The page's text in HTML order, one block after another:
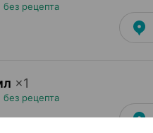
без рецепта
×1
без рецепта